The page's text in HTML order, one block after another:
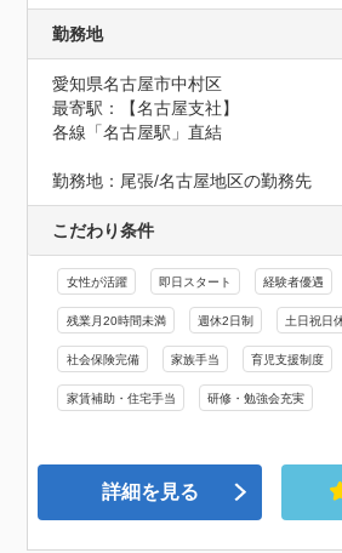
勤務地
愛知県名古屋市中村区
最寄駅：【名古屋支社】
各線「名古屋駅」直結
勤務地：尾張/名古屋地区の勤務先
こだわり条件
女性が活躍 即日スタート 経験者優遇
残業月20時間未満 週休2日制 土日祝日
社会保険完備 家族手当 育児支援制度
家賃補助・住宅手当 研修・勉強会充実
詳細を見る